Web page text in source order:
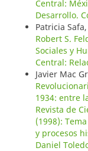
Central:
Desarrollo.
Patricia Safa,
Robert S.
Sociales y
Central:
Javier Mac
1934: entre
Revista de
(1998):
y procesos
Daniel